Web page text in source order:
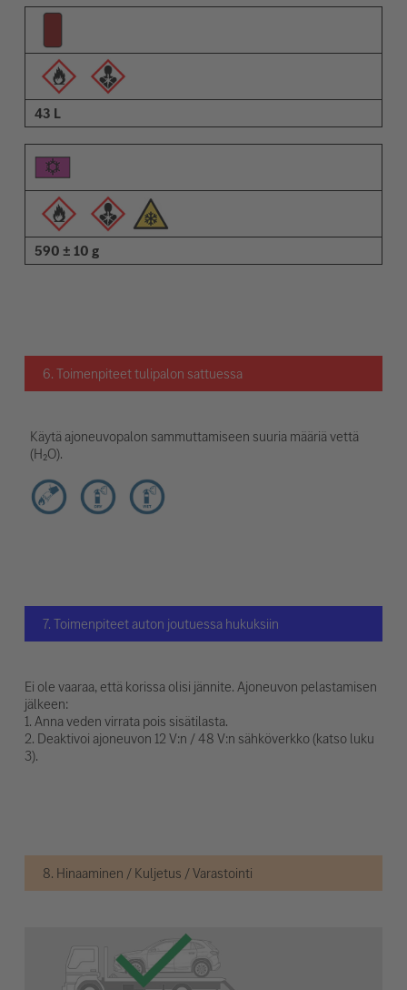
43 L
590 ± 10 g
6. Toimenpiteet tulipalon sattuessa
Käytä ajoneuvopalon sammuttamiseen suuria määriä vettä
(H₂O).
7. Toimenpiteet auton joutuessa hukuksiin
Ei ole vaaraa, että korissa olisi jännite. Ajoneuvon pelastamisen
jälkeen:
1. Anna veden virrata pois sisätilasta.
2. Deaktivoi ajoneuvon 12 V:n / 48 V:n sähköverkko (katso luku
3).
8. Hinaaminen / Kuljetus / Varastointi